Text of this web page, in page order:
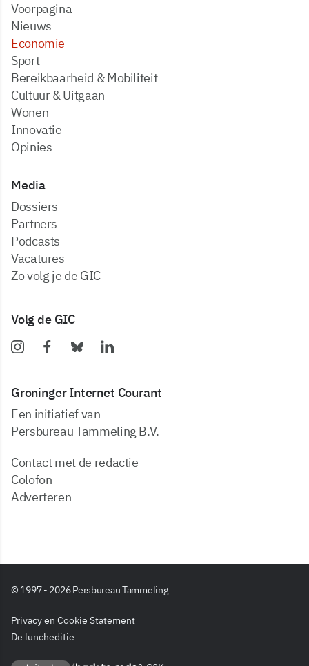
Voorpagina
Nieuws
Economie
Sport
Bereikbaarheid & Mobiliteit
Cultuur & Uitgaan
Wonen
Innovatie
Opinies
Media
dossiers
partners
podcasts
vacatures
zo volg je de GIC
Volg de GIC
Groninger Internet Courant
Een initiatief van
Persbureau Tammeling B.V.
Contact met de redactie
Colofon
Adverteren
© 1997 - 2026 Persbureau Tammeling
Privacy en Cookie Statement
De luncheditie